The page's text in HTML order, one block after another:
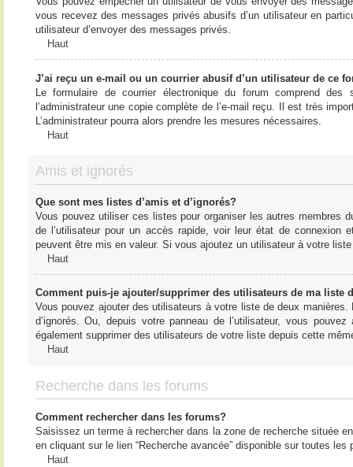
vous recevez des messages privés abusifs d’un utilisateur en
utilisateur d’envoyer des messages privés.
Haut
J’ai reçu un e-mail ou un courrier abusif d’un utilisateur de ce
Le formulaire de courrier électronique du forum comprend
l’administrateur une copie complète de l’e-mail reçu. Il est très
L’administrateur pourra alors prendre les mesures nécessaires.
Haut
Amis et ignorés
Que sont mes listes d’amis et d’ignorés?
Vous pouvez utiliser ces listes pour organiser les autres membres
de l’utilisateur pour un accès rapide, voir leur état de connexion
peuvent être mis en valeur. Si vous ajoutez un utilisateur à votre
Haut
Comment puis-je ajouter/supprimer des utilisateurs de ma liste
Vous pouvez ajouter des utilisateurs à votre liste de deux
d’ignorés. Ou, depuis votre panneau de l’utilisateur, vous
également supprimer des utilisateurs de votre liste depuis cette
Haut
Recherche dans les forums
Comment rechercher dans les forums?
Saisissez un terme à rechercher dans la zone de recherche située
en cliquant sur le lien “Recherche avancée” disponible sur toutes
Haut